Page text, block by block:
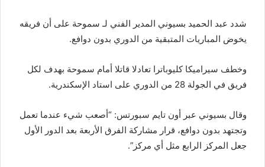
شدد عبد الحميد بسيوني المدير الفني لـ سموحة على أن فريقه
يخوض المباريات المتبقية من الدوري بدون دوافع.
وخطف سيراميكا كليوباترا تعادلا قاتلا أمام سموحة بهدف لكل
فريق في الجولة 28 من الدوري على استاد الإسكندرية.
وقال بسيوني عبر أون تايم سبورتس: “أصعب شيء عندما تعمل
وتجتهد بدون دوافع، قرار مشاركة الفرق الأربعة بعد الدور الأول
جعل المركز الرابع مثل أي مركز”.